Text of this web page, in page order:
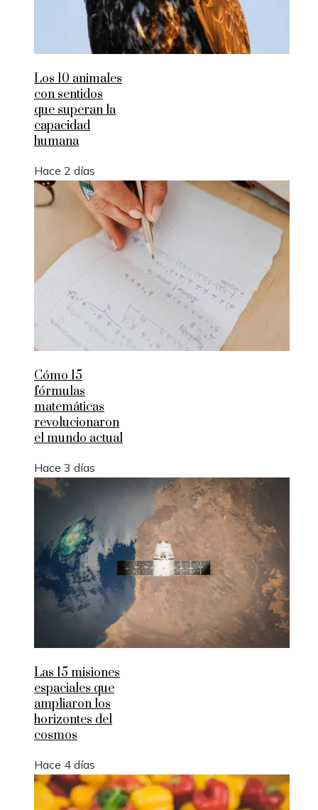
Los 10 animales
con sentidos
que superan la
capacidad
humana
Hace 2 días
Cómo 15
fórmulas
matemáticas
revolucionaron
el mundo actual
Hace 3 días
Las 15 misiones
espaciales que
ampliaron los
horizontes del
cosmos
Hace 4 días